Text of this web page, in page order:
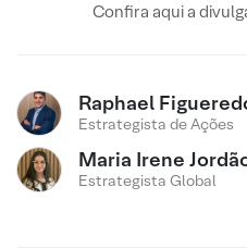
Confira aqui a
Raphael
Estrategista de Ações
Maria Irene
Estrategista Global